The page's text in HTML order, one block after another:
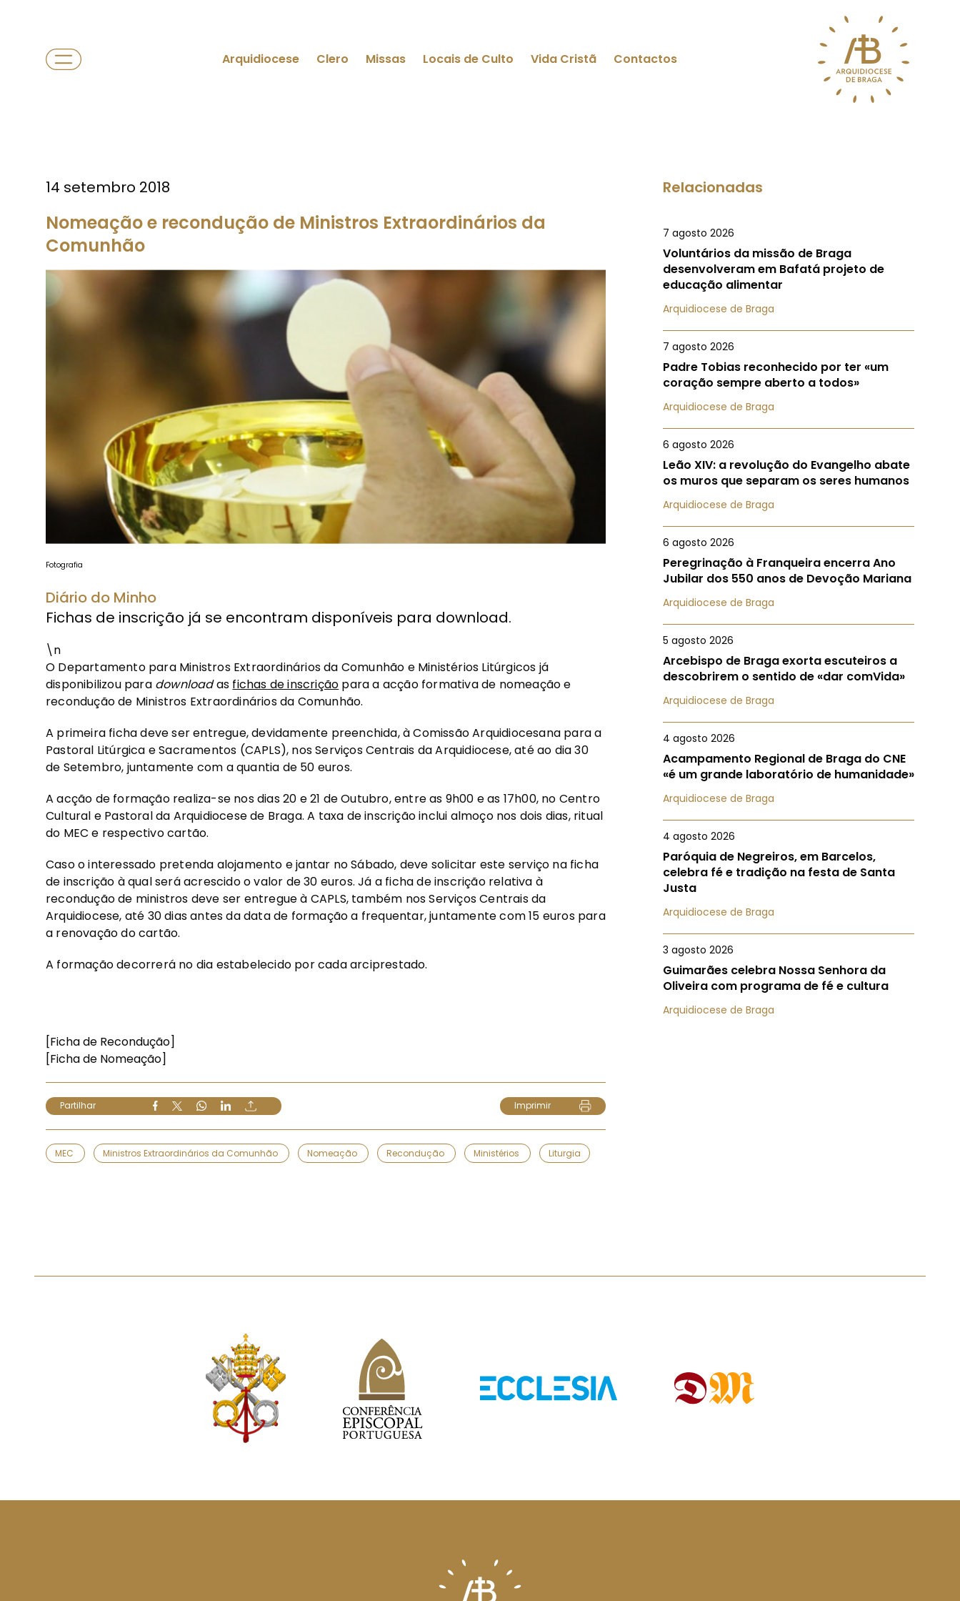
Arquidiocese Clero Missas Locais de Culto Vida Cristã Contactos
14 setembro 2018
Nomeação e recondução de Ministros Extraordinários da
Comunhão
Fotografia
Diário do Minho
Fichas de inscrição já se encontram disponíveis para download.
\n
O Departamento para Ministros Extraordinários da Comunhão e Ministérios Litúrgicos já
disponibilizou para downloadas fichas de inscrição para a acção formativa de nomeação e
recondução de Ministros Extraordinários da Comunhão.
A primeira ficha deve ser entregue, devidamente preenchida, à Comissão Arquidiocesana para a
Pastoral Litúrgica e Sacramentos (CAPLS), nos Serviços Centrais da Arquidiocese, até ao dia 30
de Setembro, juntamente com a quantia de 50 euros.
A acção de formação realiza-se nos dias 20 e 21 de Outubro, entre as 9h00 e as 17h00, no Centro
Cultural e Pastoral da Arquidiocese de Braga. A taxa de inscrição inclui almoço nos dois dias, ritual
do MEC e respectivo cartão.
Caso o interessado pretenda alojamento e jantar no Sábado, deve solicitar este serviço na ficha
de inscrição à qual será acrescido o valor de 30 euros. Já a ficha de inscrição relativa à
recondução de ministros deve ser entregue à CAPLS, também nos Serviços Centrais da
Arquidiocese, até 30 dias antes da data de formação a frequentar, juntamente com 15 euros para
a renovação do cartão.
A formação decorrerá no dia estabelecido por cada arciprestado.
[Ficha de Recondução]
[Ficha de Nomeação]
Partilhar Imprimir
MEC Ministros Extraordinários da Comunhão Nomeação Recondução Ministérios Liturgia
Relacionadas
7 agosto 2026
Voluntários da missão de Braga
desenvolveram em Bafatá projeto de
educação alimentar
Arquidiocese de Braga
7 agosto 2026
Padre Tobias reconhecido por ter «um
coração sempre aberto a todos»
Arquidiocese de Braga
6 agosto 2026
Leão XIV: a revolução do Evangelho abate
os muros que separam os seres humanos
Arquidiocese de Braga
6 agosto 2026
Peregrinação à Franqueira encerra Ano
Jubilar dos 550 anos de Devoção Mariana
Arquidiocese de Braga
5 agosto 2026
Arcebispo de Braga exorta escuteiros a
descobrirem o sentido de «dar comVida»
Arquidiocese de Braga
4 agosto 2026
Acampamento Regional de Braga do CNE
«é um grande laboratório de humanidade»
Arquidiocese de Braga
4 agosto 2026
Paróquia de Negreiros, em Barcelos,
celebra fé e tradição na festa de Santa
Justa
Arquidiocese de Braga
3 agosto 2026
Guimarães celebra Nossa Senhora da
Oliveira com programa de fé e cultura
Arquidiocese de Braga